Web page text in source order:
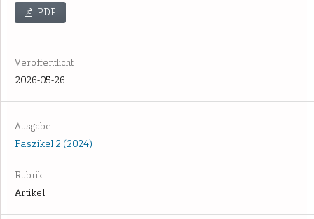
PDF
Veröffentlicht
2026-05-26
Ausgabe
Faszikel 2 (2024)
Rubrik
Artikel